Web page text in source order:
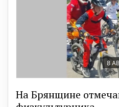
8
На Брянщине